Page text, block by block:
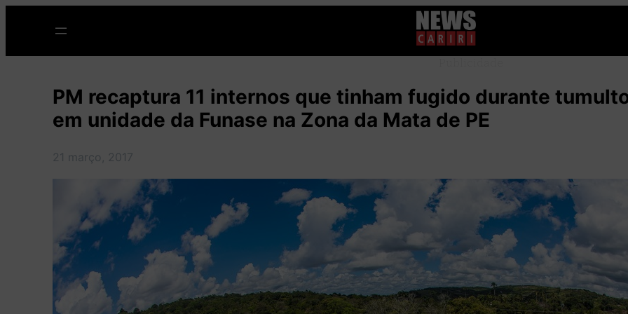
o
PM recaptura 11 internos que tinham fugido durante
em unidade da Funase na Zona da Mata de PE
21 março, 2017